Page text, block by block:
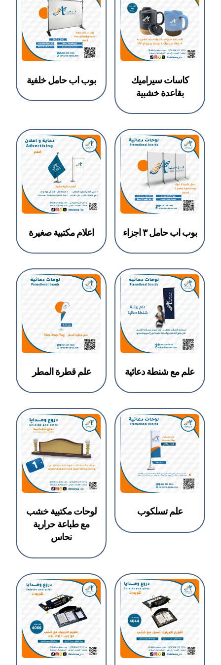
كاسات سيراميك
بقاعدة خشبية
بوب اب حامل خلفية
بوب اب حامل ٣ اجزاء اعلام مكتبية صغيرة
علم مع شنطة دعائية علم قطرة المطر
علم تسلكوب
لوحات مكتبية خشب
مع طباعة حرارية
نحاس